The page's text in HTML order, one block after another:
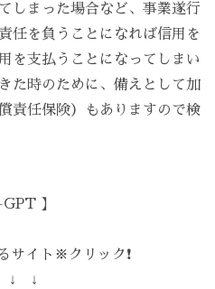
しまった場合など、事業遂行
任を負うことになれば信用を
を支払うことになってしまい
た時のために、備えとして加
責任保険）もありますので検
GPT 】
サイト※クリック❗️
↓ ↓